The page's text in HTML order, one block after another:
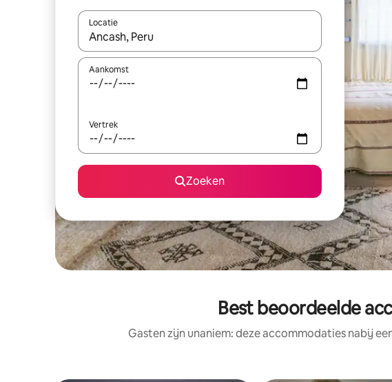
Locatie
Wanneer er suggesties beschikbaar zijn, maak je een keuze met
Aankomst
Vertrek
Zoeken
Best beoordeelde
Gasten zijn unaniem: deze accommodaties nabij